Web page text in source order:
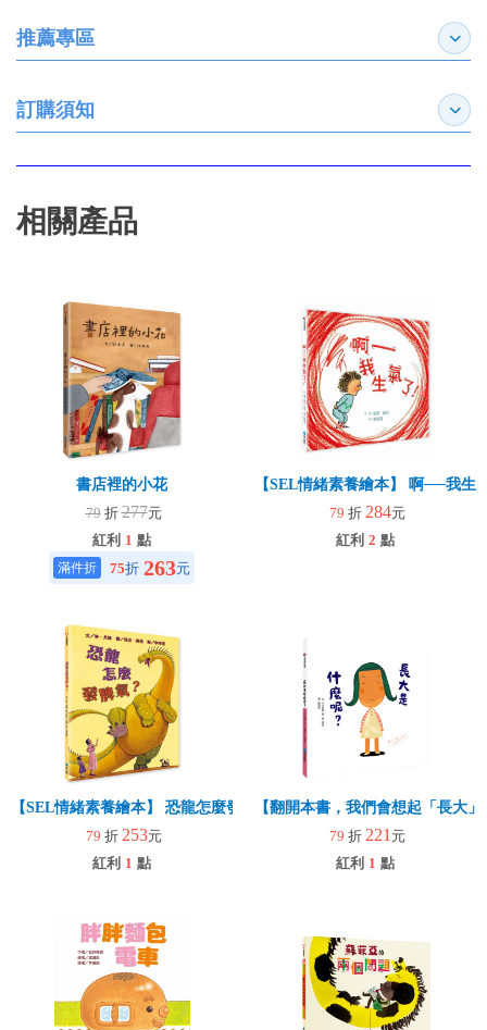
推薦專區 展開
訂購須知 展開
相關產品
書店裡的小花
79 折277元
紅利 1 點
75折 263元
【SEL情緒素養繪本】 啊──我生
79 折 284元
紅利 2 點
【SEL情緒素養繪本】 恐龍怎麼發脾氣？(二版)
79 折 253元
紅利 1 點
【翻開本書，我們會想起「長大
79 折 221 元
紅利 1 點